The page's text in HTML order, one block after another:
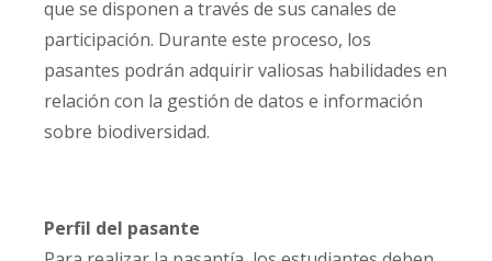
que se disponen a través de sus canales de
participación. Durante este proceso, los
pasantes podrán adquirir valiosas habilidades en
relación con la gestión de datos e información
sobre biodiversidad.
Perfil del pasante